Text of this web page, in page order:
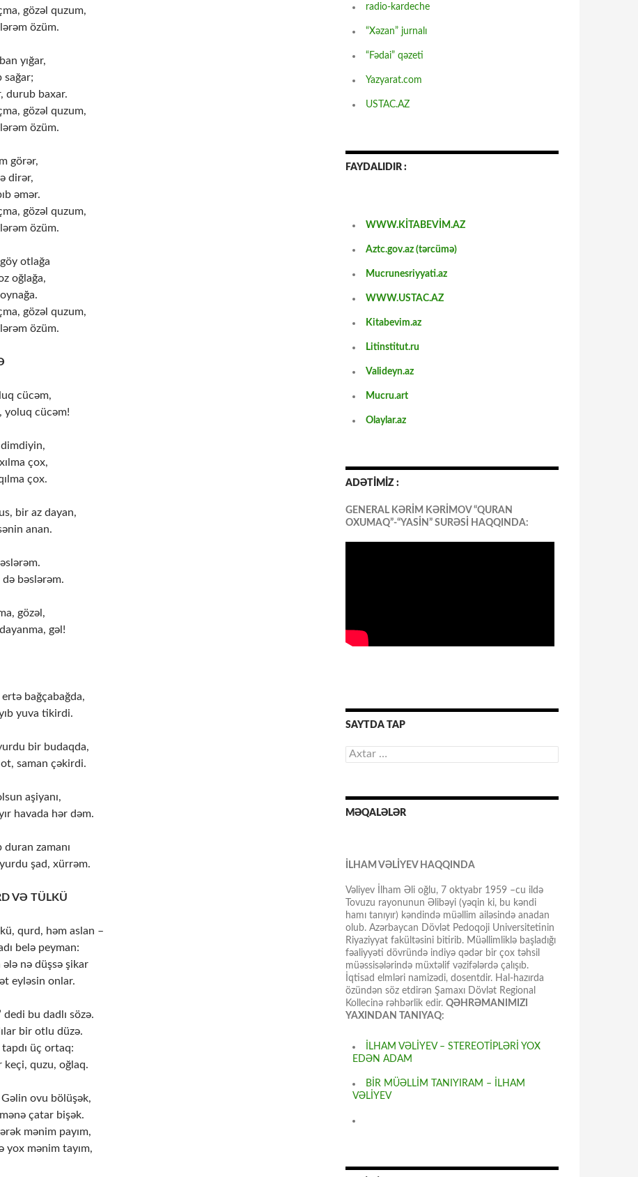
gözəl quzum,
özüm.
yığar,
sağar;
durub baxar.
gözəl quzum,
özüm.
görər,
dirər,
əmər.
gözəl quzum,
özüm.
otlağa
oğlağa,
gözəl quzum,
özüm.
cücəm,
yoluq cücəm!
dimdiyin,
çox,
çox.
bir az dayan,
anan.
bəslərəm.
gözəl,
gəl!
bağçabağda,
yuva tikirdi.
bir budaqda,
saman çəkirdi.
aşiyanı,
havada hər dəm.
duran zamanı
şad, xürrəm.
VƏ TÜLKÜ
qurd, həm aslan –
belə peyman:
ələ nə düşsə şikar
eyləsin onlar.
dedi bu dadlı sözə.
bir otlu düzə.
tapdı üç ortaq:
keçi, quzu, oğlaq.
ovu bölüşək,
çatar bişək.
mənim payım,
yox mənim tayım,
radio-kardeche
“Xəzan” jurnalı
“Fədai” qəzeti
Yazyarat.com
USTAC.AZ
FAYDALIDIR :
WWW.KİTABEVİM.AZ
Aztc.gov.az (tərcümə)
Mucrunesriyyati.az
WWW.USTAC.AZ
Kitabevim.az
Litinstitut.ru
Valideyn.az
Mucru.art
Olaylar.az
ADƏTİMİZ :
GENERAL KƏRİM KƏRİMOV “QURAN
OXUMAQ”-“YASİN” SURƏSİ HAQQINDA:
SAYTDA TAP
Axtarış:
MƏQALƏLƏR
İLHAM VƏLİYEV HAQQINDA
Vəliyev İlham Əli oğlu, 7 oktyabr 1959 –cu ildə
Tovuzu rayonunun Əlibəyi (yəqin ki, bu kəndi
hamı tanıyır) kəndində müəllim ailəsində anadan
olub. Azərbaycan Dövlət Pedoqoji Universitetinin
Riyaziyyat fakültəsini bitirib. Müəllimliklə başladığı
fəaliyyəti dövründə indiyə qədər bir çox təhsil
müəssisələrində müxtəlif vəzifələrdə çalışıb.
İqtisad elmləri namizədi, dosentdir. Hal-hazırda
özündən söz etdirən Şamaxı Dövlət Regional
Kollecinə rəhbərlik edir. QƏHRƏMANIMIZI
YAXINDAN TANIYAQ:
İLHAM VƏLİYEV – STEREOTİPLƏRİ YOX
EDƏN ADAM
BİR MÜƏLLİM TANIYIRAM – İLHAM
VƏLİYEV